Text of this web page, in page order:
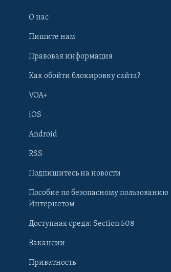
Learning English
Языки
О нас
Пишите нам
Правовая информация
Как обойти блокировку сайта?
VOA+
iOS
Android
RSS
Подпишитесь на новости
Пособие по безопасному пользованию
Интернетом
Доступная среда: Section 508
Вакансии
Приватность